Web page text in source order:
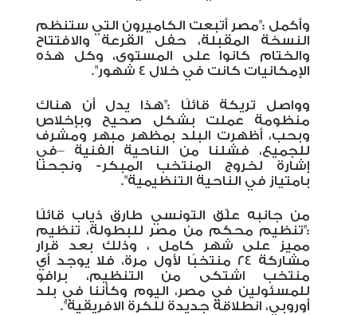
وأكمل :"مصر أتبعت الكاميرون التي ستنظم
النسخة المقبلة، حفل القرعة والافتتاح
والختام كانوا على المستوى، وكل هذه
الإمكانيات كانت في خلال 4 شهور".
وواصل تريكة قائلًا :"هذا يدل أن هناك
منظومة عملت بشكل صحيح وبإخلاص
وبحب، أظهرت البلد بمظهر مبهر ومشرف
للجميع، فشلنا من الناحية الفنية –في
إشارة لخروج المنتخب المبكر- ونجحنا
بامتياز في الناحية التنظيمية".
من جانبه علّق التونسي طارق ذياب قائلًا
:"تنظيم محكم من مصر للبطولة، تنظيم
مميز على شهر كامل ، وذلك بعد قرار
مشاركة 24 منتخبًا لأول مرة، فلا يوجد أي
منتخب اشتكى من التنظيم، برافو
للمسئولين في مصر، اليوم وكأننا في بلد
أوروبي، انطلاقة جديدة للكرة الافريقية".